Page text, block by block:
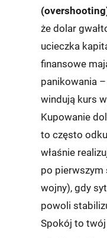
że dolar
ucieczka
finansowe
panikowania
windują kurs
Kupowanie
to często
właśnie
po pierwszym
wojny), gdy
powoli
Spokój to